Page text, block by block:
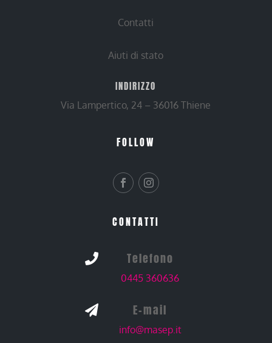
Contatti
Aiuti di stato
INDIRIZZO
Via Lampertico, 24 – 36016 Thiene
FOLLOW
CONTATTI
 Telefono
0445 360636
 E-mail
info@masep.it